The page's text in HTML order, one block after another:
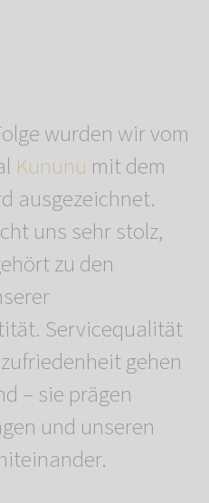
wurden wir vom
Kununu mit dem
ausgezeichnet.
uns sehr stolz,
zu den
Servicequalität
gehen
– sie prägen
und unseren